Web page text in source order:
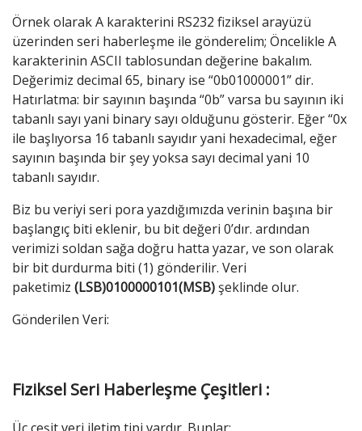
Örnek olarak A karakterini RS232 fiziksel arayüzü
üzerinden seri haberleşme ile gönderelim; Öncelikle A
karakterinin ASCII tablosundan değerine bakalım.
Değerimiz decimal 65, binary ise “0b01000001” dir.
Hatırlatma: bir sayının başında “0b” varsa bu sayının iki
tabanlı sayı yani binary sayı olduğunu gösterir. Eğer “0x
ile başlıyorsa 16 tabanlı sayıdır yani hexadecimal, eğer
sayının başında bir şey yoksa sayı decimal yani 10
tabanlı sayıdır.
Biz bu veriyi seri pora yazdığımızda verinin başına bir
başlangıç biti eklenir, bu bit değeri 0’dır. ardından
verimizi soldan sağa doğru hatta yazar, ve son olarak
bir bit durdurma biti (1) gönderilir. Veri
paketimiz (LSB)0100000101(MSB)şeklinde olur.
Gönderilen Veri:
Fiziksel Seri Haberleşme Çeşitleri :